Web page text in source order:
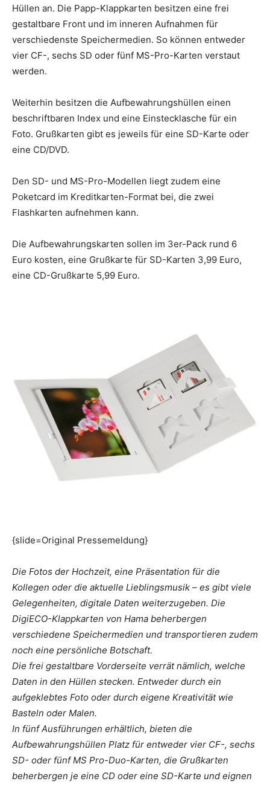
Hüllen an. Die Papp-Klappkarten besitzen eine frei
gestaltbare Front und im inneren Aufnahmen für
verschiedenste Speichermedien. So können entweder
vier CF-, sechs SD oder fünf MS-Pro-Karten verstaut
werden.
Weiterhin besitzen die Aufbewahrungshüllen einen
beschriftbaren Index und eine Einstecklasche für ein
Foto. Grußkarten gibt es jeweils für eine SD-Karte oder
eine CD/DVD.
Den SD- und MS-Pro-Modellen liegt zudem eine
Poketcard im Kreditkarten-Format bei, die zwei
Flashkarten aufnehmen kann.
Die Aufbewahrungskarten sollen im 3er-Pack rund 6
Euro kosten, eine Grußkarte für SD-Karten 3,99 Euro,
eine CD-Grußkarte 5,99 Euro.
{slide=Original Pressemeldung}
Die Fotos der Hochzeit, eine Präsentation für die
Kollegen oder die aktuelle Lieblingsmusik – es gibt viele
Gelegenheiten, digitale Daten weiterzugeben. Die
DigiECO-Klappkarten von Hama beherbergen
verschiedene Speichermedien und transportieren zudem
noch eine persönliche Botschaft.
Die frei gestaltbare Vorderseite verrät nämlich, welche
Daten in den Hüllen stecken. Entweder durch ein
aufgeklebtes Foto oder durch eigene Kreativität wie
Basteln oder Malen.
In fünf Ausführungen erhältlich, bieten die
Aufbewahrungshüllen Platz für entweder vier CF-, sechs
SD- oder fünf MS Pro-Duo-Karten, die Grußkarten
beherbergen je eine CD oder eine SD-Karte und eignen